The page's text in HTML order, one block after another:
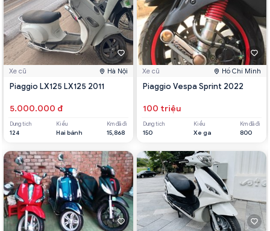
Xe cũ Hà Nội
Piaggio LX125 LX125 2011
5.000.000 đ
Dung tích
124
Kiểu
Hai bánh
Km đã đi
15,868
Xe cũ Hồ Chí Minh
Piaggio Vespa Sprint 2022
100 triệu
Dung tích
150
Kiểu
Xe ga
Km đã đi
800